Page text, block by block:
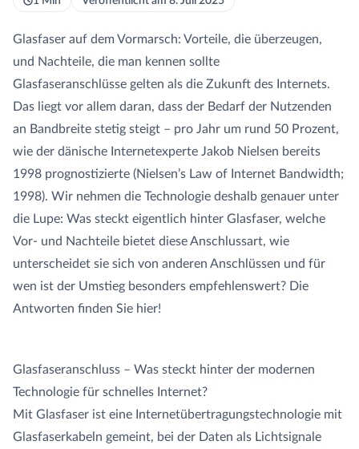
GLASFASER RUHR
1&1 Versatel
Managed Services
Richtfunk & Satellit
Carrier Access Plattform
Vergleichsportal
Glasfaser auf dem Vormarsch: Vorteile, die überzeugen,
und Nachteile, die man kennen sollte
Glasfaseranschlüsse gelten als die Zukunft des Internets.
Das liegt vor allem daran, dass der Bedarf der Nutzenden
an Bandbreite stetig steigt – pro Jahr um rund 50 Prozent,
wie der dänische Internetexperte Jakob Nielsen bereits
1998 prognostizierte (Nielsen’s Law of Internet Bandwidth;
1998). Wir nehmen die Technologie deshalb genauer unter
die Lupe: Was steckt eigentlich hinter Glasfaser, welche
Vor- und Nachteile bietet diese Anschlussart, wie
unterscheidet sie sich von anderen Anschlüssen und für
wen ist der Umstieg besonders empfehlenswert? Die
Antworten finden Sie hier!
Glasfaseranschluss – Was steckt hinter der modernen
Technologie für schnelles Internet?
Mit Glasfaser ist eine Internetübertragungstechnologie mit
Glasfaserkabeln gemeint, bei der Daten als Lichtsignale